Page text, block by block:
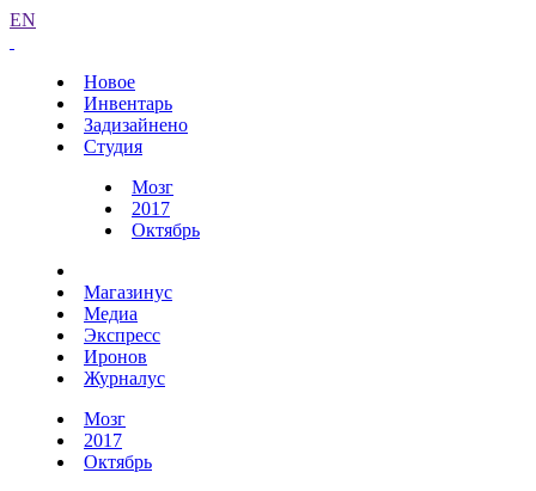
EN
Новое
Инвентарь
Задизайнено
Студия
Мозг
2017
Октябрь
Магазинус
Медиа
Экспресс
Иронов
Журналус
Мозг
2017
Октябрь